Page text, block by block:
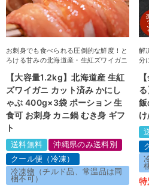
お刺身でも食べられる圧倒的な鮮度！と
ろける甘みの北海道産・生紅ズワイガニ
【大容量1.2kg】北海道産 生紅
ズワイガニ カット済み かにし
ゃぶ 400g×3袋 ポーション 生
食可 お刺身 カニ鍋 むき身 ギフ
ト
送料無料
沖縄県のみ送料別
クール便（冷凍）
冷凍物（チルド品、常温品は同
梱不可）
解
分